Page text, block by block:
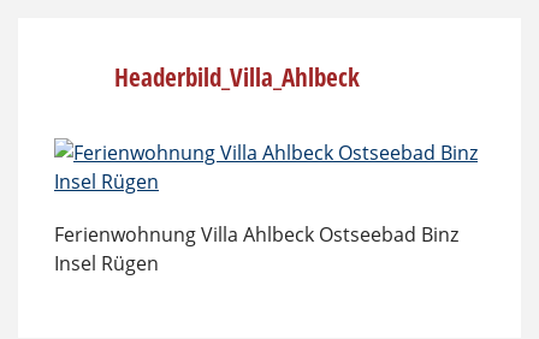
Headerbild_Villa_Ahlbeck
Ferienwohnung Villa Ahlbeck Ostseebad Binz
Insel Rügen